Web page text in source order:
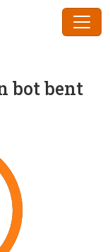
bot bent